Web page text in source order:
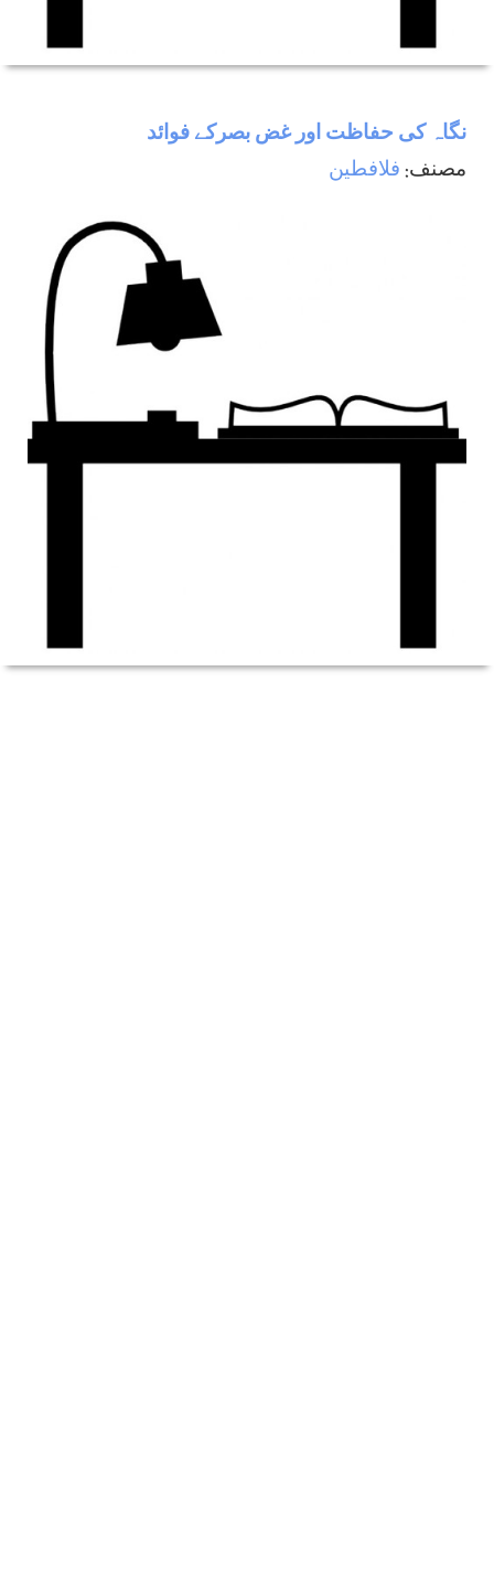
نگاہ كی حفاظت اور غض بصركے فوائد
مصنف: فلافطين